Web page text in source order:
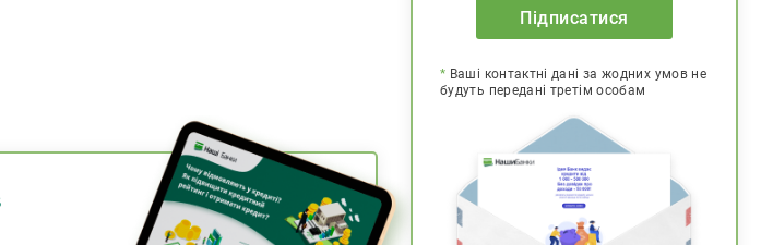
Підписатися
* Ваші контактні дані за жодних умов не
будуть передані третім особам